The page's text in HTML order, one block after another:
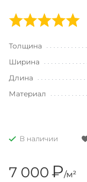
Толщина
Ширина
Длина
Материал
В наличии
7 000₽/м²